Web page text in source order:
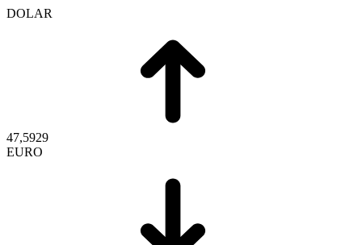
DOLAR
47,5929
EURO